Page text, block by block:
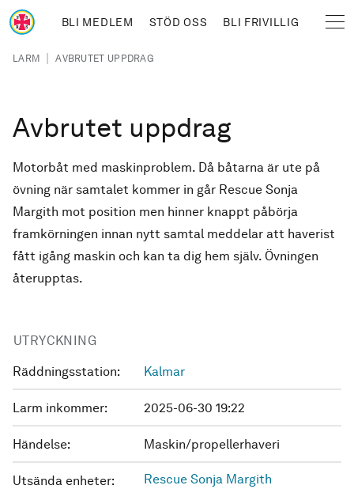
Hoppa till huvudinnehåll
BLI MEDLEM STÖD OSS BLI FRIVILLIG
Länkstig
LARM | AVBRUTET UPPDRAG
Avbrutet uppdrag
Motorbåt med maskinproblem. Då båtarna är ute på
övning när samtalet kommer in går Rescue Sonja
Margith mot position men hinner knappt påbörja
framkörningen innan nytt samtal meddelar att haverist
fått igång maskin och kan ta dig hem själv. Övningen
återupptas.
UTRYCKNING
Räddningsstation: Kalmar
Larm inkommer: 2025-06-30 19:22
Händelse: Maskin/propellerhaveri
Utsända enheter: Rescue Sonja Margith